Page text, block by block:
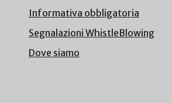
Informativa obbligatoria
Segnalazioni WhistleBlowing
Dove siamo